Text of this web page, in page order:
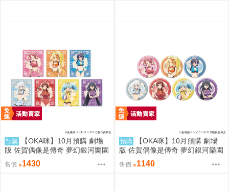
預購
【OKA咪】10月預購 劇場
版 佐賀偶像是傳奇 夢幻銀河樂園
｜壓克力卡片 02/全套組(全7種)
旗袍泳裝ver.
售價 1430
預購
【OKA咪】10月預購 劇場
版 佐賀偶像是傳奇 夢幻銀河樂園
｜徽章 03/全套組(全7種) 旗袍泳
裝ver.(新繪插畫)
售價 1140